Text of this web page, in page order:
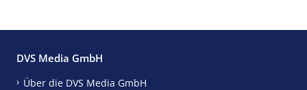
DVS Media GmbH
Über die DVS Media GmbH